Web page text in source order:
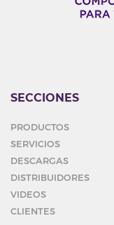
SECCIONES
PRODUCTOS
SERVICIOS
DESCARGAS
DISTRIBUIDORES
VIDEOS
CLIENTES